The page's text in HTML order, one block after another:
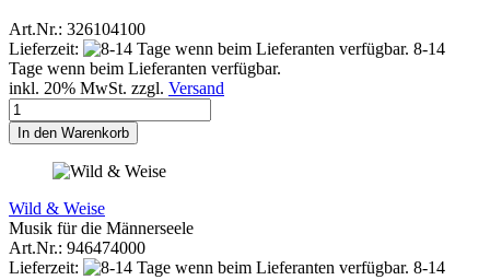
Art.Nr.: 326104100
Lieferzeit:
8-14
Tage wenn beim Lieferanten verfügbar.
inkl. 20% MwSt. zzgl. Versand
In den Warenkorb
Wild & Weise
Musik für die Männerseele
Art.Nr.: 946474000
Lieferzeit:
8-14